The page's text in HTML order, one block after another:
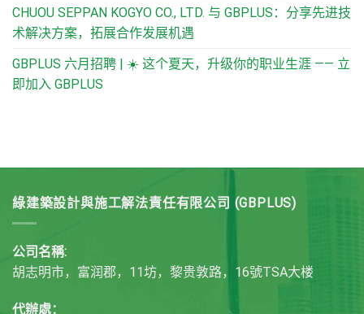
CHUOU SEPPAN KOGYO CO., LTD. 与 GBPLUS：分享先进技
术解决方案，拓展合作发展机遇
GBPLUS 六月招聘 | ☀️ 这个夏天，升级你的职业生涯 —— 立
即加入 GBPLUS
綠建築設計與施工解法責任有限公司 (GBPLUS)
公司名稱:
胡志明市，富润郡，11坊，黎贵敦路，16號TSA大楼
代辦處：